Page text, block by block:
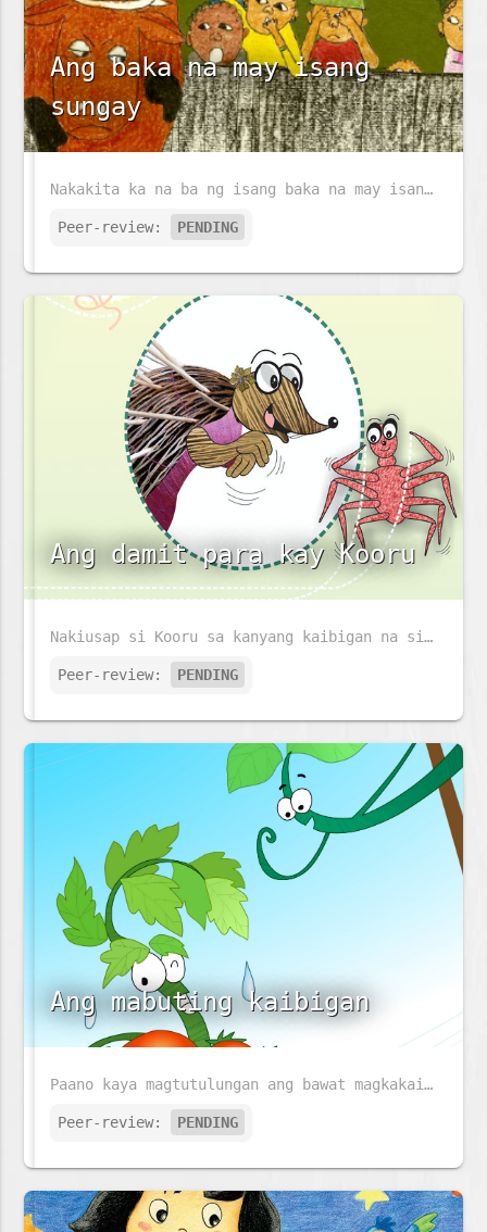
Ang baka na may isang
sungay
Nakakita ka na ba ng isang baka na may isang sungay at walang buntot?
Peer-review: PENDING
Ang damit para kay Kooru
Nakiusap si Kooru sa kanyang kaibigan na si Gethum na sya ay gawan ng damit na kanyang susuotin sa bagong taon. Magagawan kaya siya ng damit ni Gethum?
Peer-review: PENDING
Ang mabuting kaibigan
Paano kaya magtutulungan ang bawat magkakaibigan kahit sila ay may iba't ibang pangangailangan?
Peer-review: PENDING